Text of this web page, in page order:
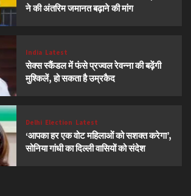
ने की अंतरिम जमानत बढ़ाने की मांग
India Latest
सेक्स स्कैंडल में फंसे प्रज्वल रेवन्ना की बढ़ेंगी
मुश्किलें, हो सकता है उम्रकैद
Delhi Election Latest
‘आपका हर एक वोट महिलाओं को सशक्त करेगा’,
सोनिया गांधी का दिल्ली वासियों को संदेश